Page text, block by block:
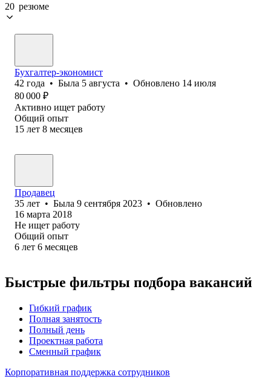
20 резюме
Бухгалтер-экономист
42 года • Была 5 августа • Обновлено 14 июля
80 000 ₽
Активно ищет работу
Общий опыт
15 лет 8 месяцев
Продавец
35 лет • Была 9 сентября 2023 • Обновлено
16 марта 2018
Не ищет работу
Общий опыт
6 лет 6 месяцев
Быстрые фильтры подбора вакансий
Гибкий график
Полная занятость
Полный день
Проектная работа
Сменный график
Корпоративная поддержка сотрудников